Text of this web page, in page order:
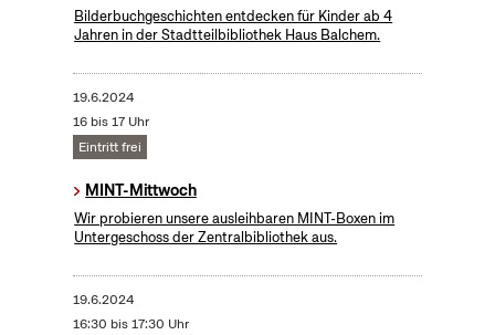
Bilderbuchgeschichten entdecken für Kinder ab 4
Jahren in der Stadtteilbibliothek Haus Balchem.
19.6.2024
16 bis 17 Uhr
Eintritt frei
MINT-Mittwoch
Wir probieren unsere ausleihbaren MINT-Boxen im
Untergeschoss der Zentralbibliothek aus.
19.6.2024
16:30 bis 17:30 Uhr